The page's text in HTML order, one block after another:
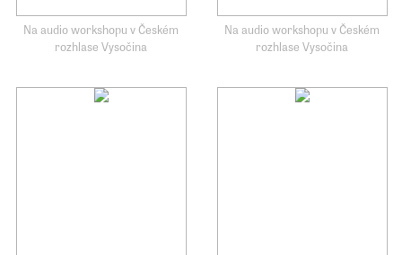
Na audio workshopu v Českém
rozhlase Vysočina
Na audio workshopu v Českém
rozhlase Vysočina